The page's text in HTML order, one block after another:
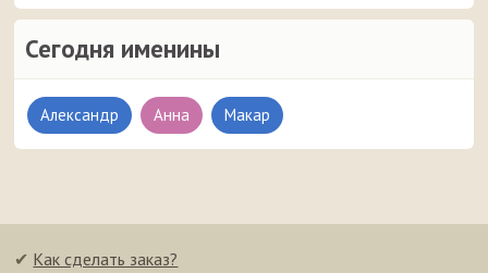
Сегодня именины
Александр Анна Макар
✔ Как сделать заказ?